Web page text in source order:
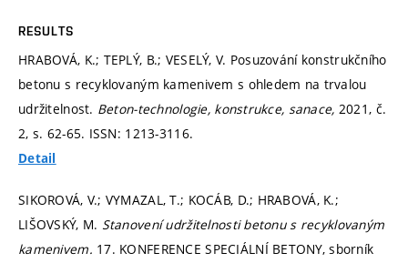
RESULTS
HRABOVÁ, K.; TEPLÝ, B.; VESELÝ, V. Posuzování konstrukčního
betonu s recyklovaným kamenivem s ohledem na trvalou
udržitelnost. Beton-technologie, konstrukce, sanace, 2021, č.
2, s. 62-65. ISSN: 1213-3116.
Detail
SIKOROVÁ, V.; VYMAZAL, T.; KOCÁB, D.; HRABOVÁ, K.;
LIŠOVSKÝ, M. Stanovení udržitelnosti betonu s recyklovaným
kamenivem. 17. KONFERENCE SPECIÁLNÍ BETONY, sborník